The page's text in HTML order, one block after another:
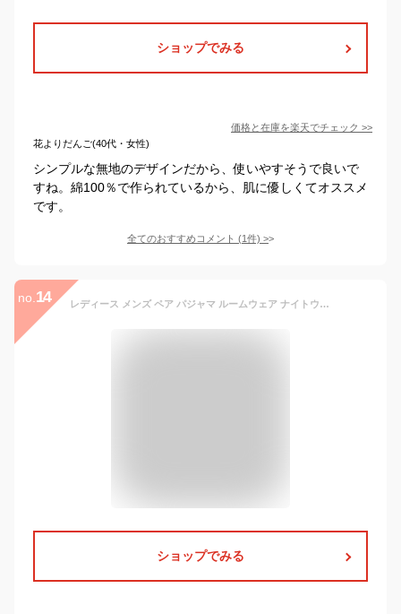
ショップでみる
価格と在庫を楽天でチェック >>
花よりだんご(40代・女性)
シンプルな無地のデザインだから、使いやすそうで良いで
すね。綿100％で作られているから、肌に優しくてオススメ
です。
全てのおすすめコメント (1件) >
no. 14 レディース メンズ ペア パジャマ ルームウェア ナイトウェア ストライプ ワンピース 寝巻 部屋着 カップル 夫婦 ペアルック フリル 春夏 春 夏 秋冬 秋 冬 ママ ママコーデ 20代 30代 40代 デート お出かけ 普段使い 韓国 トレンド
ショップでみる